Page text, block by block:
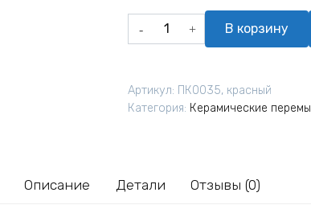
Количество
товара
Porotherm
В корзину
Артикул: ПК0035, красный
Категория: Керамические
Описание Детали Отзывы (0)